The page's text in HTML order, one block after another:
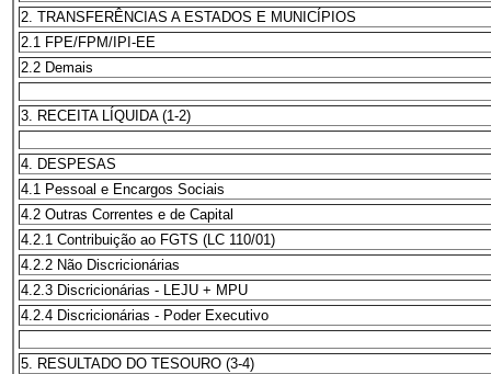
2. TRANSFERÊNCIAS A ESTADOS E MUNICÍPIOS
2.1 FPE/FPM/IPI-EE
2.2 Demais
3. RECEITA LÍQUIDA (1-2)
4. DESPESAS
4.1 Pessoal e Encargos Sociais
4.2 Outras Correntes e de Capital
4.2.1 Contribuição ao FGTS (LC 110/01)
4.2.2 Não Discricionárias
4.2.3 Discricionárias - LEJU + MPU
4.2.4 Discricionárias - Poder Executivo
5. RESULTADO DO TESOURO (3-4)